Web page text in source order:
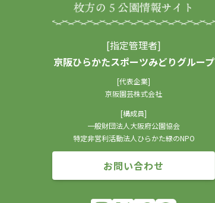
[指定管理者]
京阪ひらかたスポーツみどりグループ
[代表企業]
京阪園芸株式会社
[構成員]
一般財団法人大阪府公園協会
特定非営利活動法人ひらかた緑のNPO
お問い合わせ